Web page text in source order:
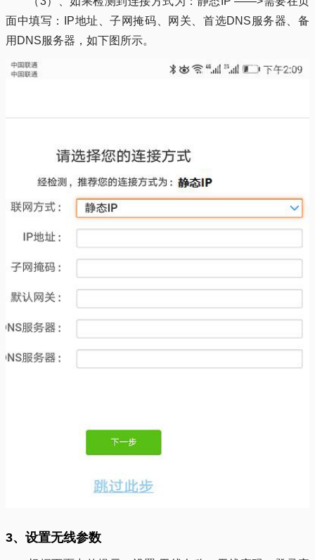
面中填写：IP地址、子网掩码、网关、首选DNS服务器、备
用DNS服务器，如下图所示。
3、设置无线参数